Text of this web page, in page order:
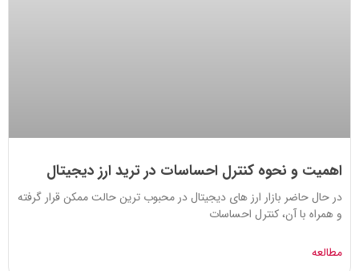
اهمیت و نحوه کنترل احساسات در ترید ارز دیجیتال
در حال حاضر بازار ارز های دیجیتال در محبوب ترین حالت ممکن قرار گرفته
و همراه با آن، کنترل احساسات
مطالعه